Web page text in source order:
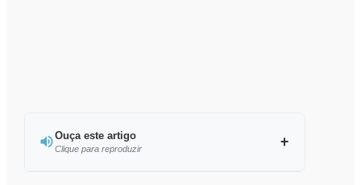
Ouça este artigo
Clique para reproduzir